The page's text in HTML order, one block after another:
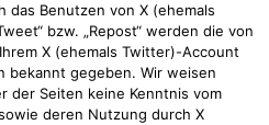
das Benutzen von X (ehemals
bzw. „Repost“ werden die von
X (ehemals Twitter)-Account
gegeben. Wir weisen
der Seiten keine Kenntnis vom
deren Nutzung durch X